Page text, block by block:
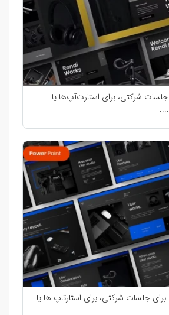
جلسات شرکتی، برای استارت‌آپ‌ها یا
برای جلسات شرکتی، برای استارتاپ ها یا